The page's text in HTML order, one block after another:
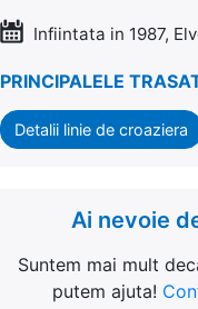
Infiintata in 1987,
PRINCIPALELE
Detalii linie de croaziera
Ai nevoie
Suntem mai mult
putem ajuta!